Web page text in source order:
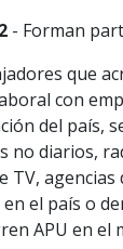
- Forman
que
con
del país,
no diarios,
TV, agencias
el país o
APU en el